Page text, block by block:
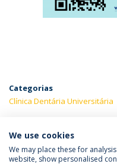
Categorias
Clínica Dentária Universitária
ÚLTIMAS NOTÍCIAS
We use cookies
We may place these for
website, show personalised